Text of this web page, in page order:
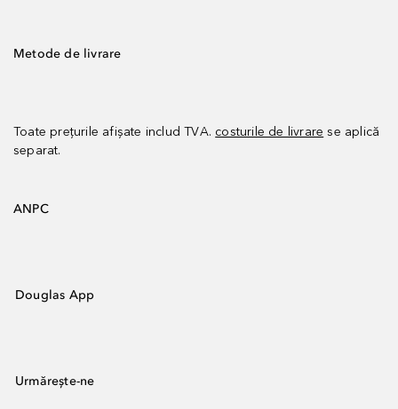
Metode de livrare
Toate prețurile afișate includ TVA. costurile de livrare se aplică
separat.
ANPC
Douglas App
Urmărește-ne